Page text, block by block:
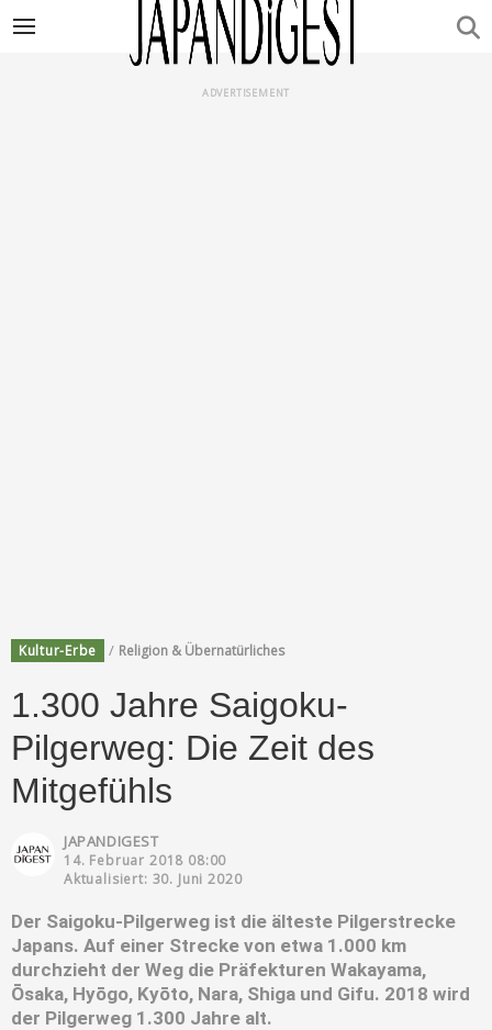
ADVERTISEMENT
Kultur-Erbe / Religion & Übernatürliches
1.300 Jahre Saigoku-
Pilgerweg: Die Zeit des
Mitgefühls
JAPANDIGEST
14. Februar 2018 08:00
Aktualisiert: 30. Juni 2020
Der Saigoku-Pilgerweg ist die älteste Pilgerstrecke
Japans. Auf einer Strecke von etwa 1.000 km
durchzieht der Weg die Präfekturen Wakayama,
Ōsaka, Hyōgo, Kyōto, Nara, Shiga und Gifu. 2018 wird
der Pilgerweg 1.300 Jahre alt.